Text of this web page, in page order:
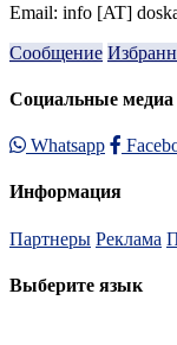
Email: info [AT]
Сообщение
Социальные медиа
Whatsapp
Информация
Партнеры Реклама
Выберите язык